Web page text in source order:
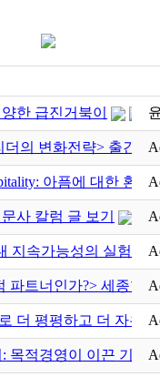
한 급진거북이
의 변화전략> 출간
아픔에 대한 환대
사 칼럼 글 보기
지속가능성의 실험실
파트너인가?> 세종학
더 평평하고 더 자유
목적경영이 이끈 기적